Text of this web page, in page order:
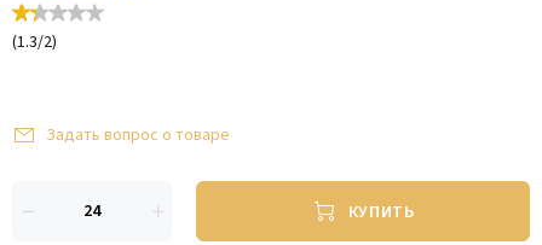
(1.3/2)
Задать вопрос о товаре
КУПИТЬ